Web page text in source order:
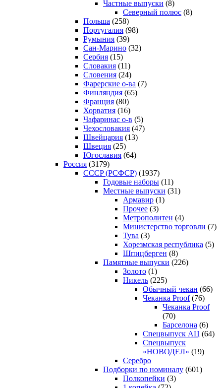
Частные выпуски (8)
Северный полюс (8)
Польша (258)
Португалия (98)
Румыния (39)
Сан-Марино (32)
Сербия (15)
Словакия (11)
Словения (24)
Фарерские о-ва (7)
Финляндия (65)
Франция (80)
Хорватия (16)
Чафаринас о-в (5)
Чехословакия (47)
Швейцария (13)
Швеция (25)
Югославия (64)
Россия (3179)
CCCP (РСФСР) (1937)
Годовые наборы (11)
Местные выпуски (31)
Армавир (1)
Прочее (3)
Метрополитен (4)
Министерство торговли (7)
Тува (3)
Хорезмская республика (5)
Шпицберген (8)
Памятные выпуски (226)
Золото (1)
Никель (225)
Обычный чекан (66)
Чеканка Proof(76)
Чеканка Proof
(70)
Барселона (6)
Спецвыпуск АЦ (64)
Спецвыпуск
«НОВОДЕЛ» (19)
Серебро
Подборки по номиналу (601)
Полкопейки (3)